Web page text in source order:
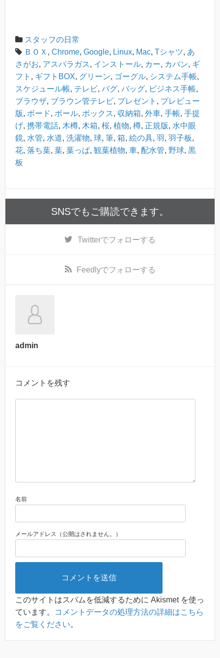
スタッフの日常
ＢＯＸ , Chrome, Google, Linux, Mac, Tシャツ, あ
さがお, アスパラガス, インストール, カー, カバン, ギ
フト , ギフトBOX, グリーン, ゴーグル, システム手帳,
スケジュール帳, テレビ, バグ, バッグ, ビジネス手帳,
ブラウザ, ブラウン管テレビ, プレゼント , プレビュー
版, ボード, ボール, ボックス, 収納箱, 外車, 手帳, 手提
げ, 携帯電話, 木樽, 木箱, 桜, 植物, 樽, 正規版, 水中眼
鏡, 水管, 水道, 洗濯物, 球, 筆, 箱, 絵の具, 羽 , 羽子板,
花, 落ち葉, 葉, 葉っぱ, 観葉植物, 車, 配水管, 野球, 黒
板
SNSでもご購読できます。
Twitterでフォローする
Feedlyでフォローする
admin
コメントを残す
名前
メールアドレス（公開はされません。）
このサイトはスパムを低減するために Akismet を使っ
ています。
コメントデータの処理方法の詳細はこちら
をご覧ください。